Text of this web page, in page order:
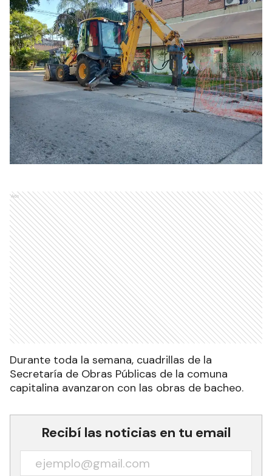
Ads
Durante toda la semana, cuadrillas de la
Secretaría de Obras Públicas de la comuna
capitalina avanzaron con las obras de bacheo.
Recibí las noticias en tu email